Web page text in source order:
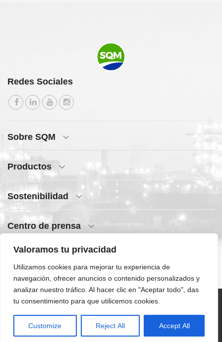
Valoramos tu privacidad
Utilizamos cookies para mejorar tu experiencia de
navegación, ofrecer anuncios o contenido personalizados y
analizar nuestro tráfico. Al hacer clic en "Aceptar todo", das
tu consentimiento para que utilicemos cookies.
Customize Reject All Accept All
Redes Sociales
Sobre SQM
Productos
Sostenibilidad
Centro de prensa
Acceso rápido
©SQM 2026 | Todos
los derechos
reservados